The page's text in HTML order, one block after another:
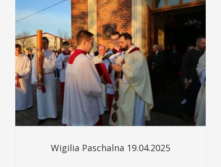
Wigilia Paschalna 19.04.2025